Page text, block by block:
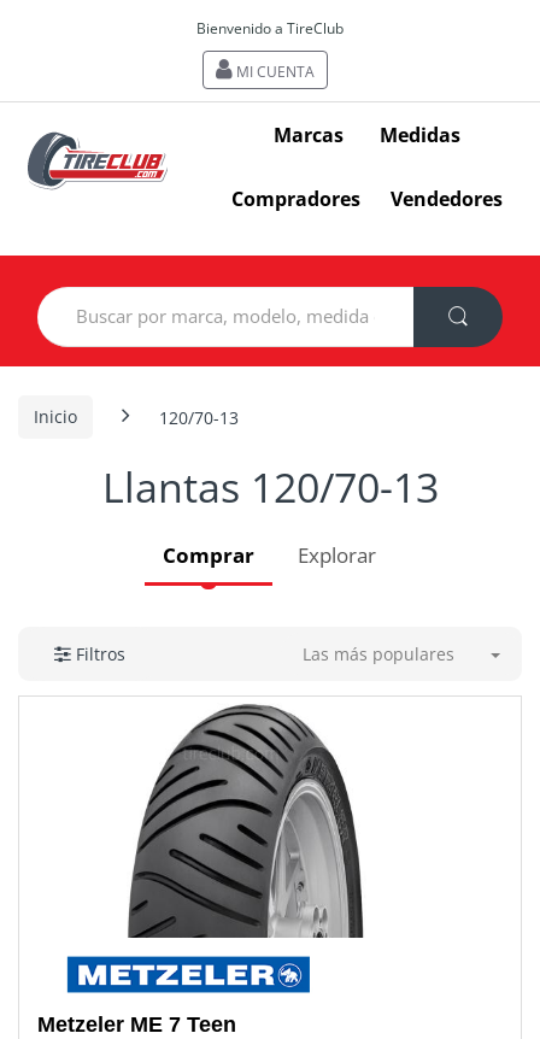
Bienvenido a TireClub
MI CUENTA
Marcas Medidas
Compradores Vendedores
Search
for:
Inicio 120/70-13
Llantas 120/70-13
Comprar Explorar
Filtros Las más populares
Metzeler ME 7 Teen